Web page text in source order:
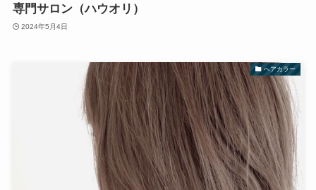
専門サロン（ハウオリ）
2024年5月4日
ヘアカラー